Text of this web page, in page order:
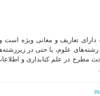
دارای تعاریف و معانی ویژه
علوم، یا حتی در
مطرح در علم کتابداری و